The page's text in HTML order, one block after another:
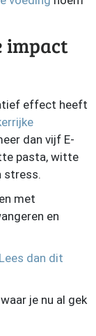
impact
effect heeft
dan vijf E-
pasta, witte
stress.
met
en
Lees dan dit
je nu al gek